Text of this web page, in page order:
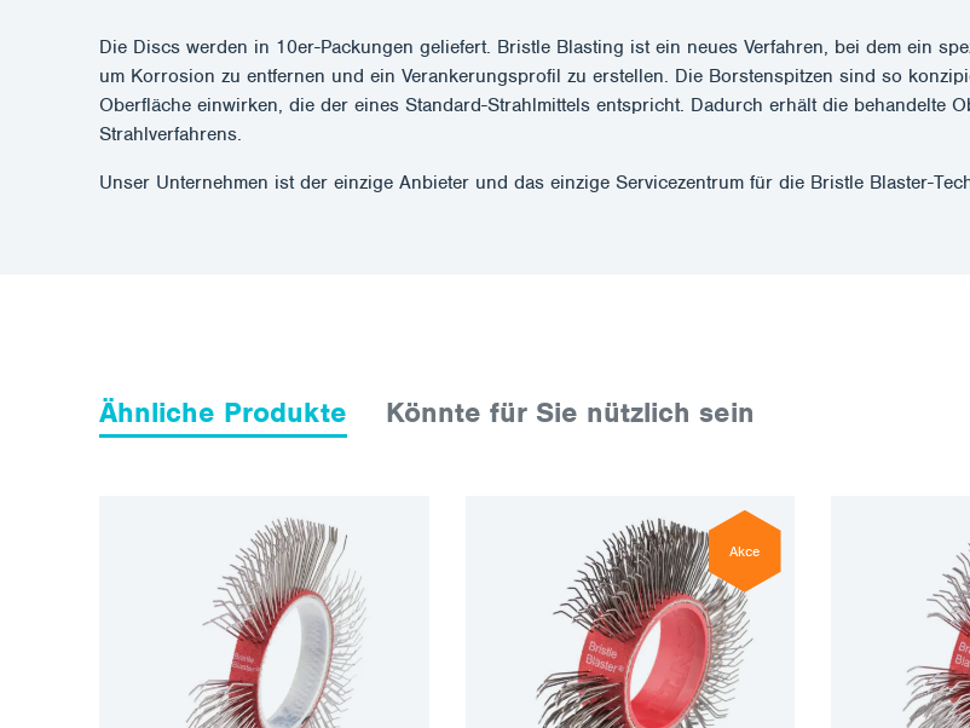
Die Discs werden in 10er-Packungen geliefert. Bristle Blasting ist ein neues Verfahren, bei dem ein
um Korrosion zu entfernen und ein Verankerungsprofil zu erstellen. Die Borstenspitzen sind so
Oberfläche einwirken, die der eines Standard-Strahlmittels entspricht. Dadurch erhält die behandelte
Strahlverfahrens.
Unser Unternehmen ist der einzige Anbieter und das einzige Servicezentrum für die Bristle Blaster-
Ähnliche Produkte Könnte für Sie nützlich sein
Akce